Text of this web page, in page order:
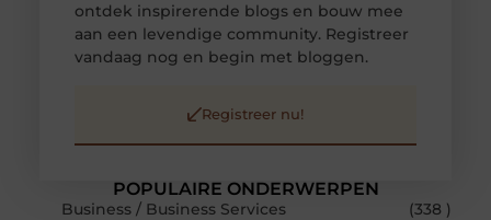
POPULAIRE ONDERWERPEN
Business / Business Services
(338 )
ontdek inspirerende blogs en bouw mee
aan een levendige community. Registreer
vandaag nog en begin met bloggen.
Registreer nu!